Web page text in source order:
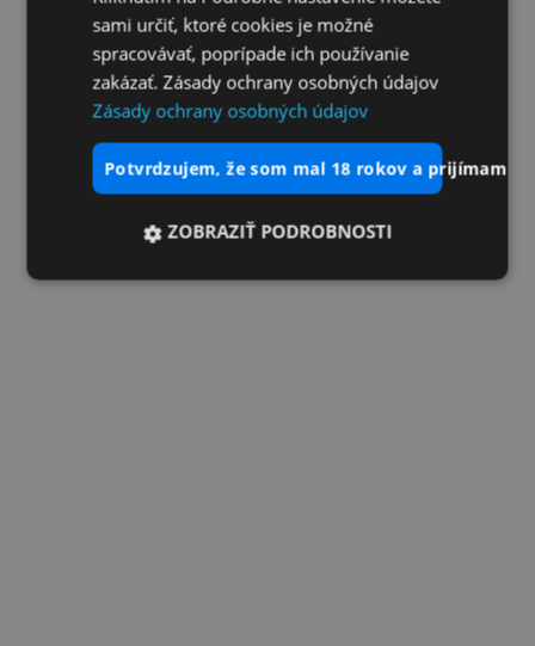
sami určiť, ktoré cookies je možné
spracovávať, poprípade ich používanie
zakázať. Zásady ochrany osobných údajov
Zásady ochrany osobných údajov
potvrdzujem, že som mal 18 rokov a prijímam
ZOBRAZIŤ PODROBNOSTI